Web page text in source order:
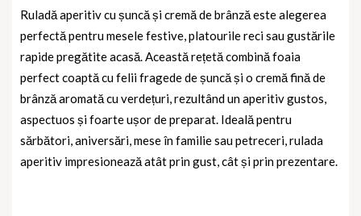
Ruladă aperitiv cu șuncă și cremă de brânză este alegerea
perfectă pentru mesele festive, platourile reci sau gustările
rapide pregătite acasă. Această rețetă combină foaia
perfect coaptă cu felii fragede de șuncă și o cremă fină de
brânză aromată cu verdețuri, rezultând un aperitiv gustos,
aspectuos și foarte ușor de preparat. Ideală pentru
sărbători, aniversări, mese în familie sau petreceri, rulada
aperitiv impresionează atât prin gust, cât și prin prezentare.